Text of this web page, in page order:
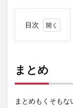
目次
2
おま
まとめ
まとめもくそも